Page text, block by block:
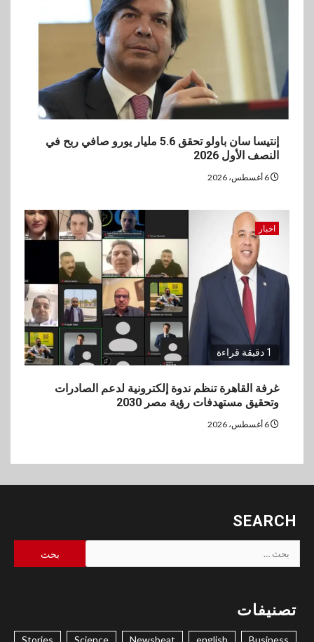
إنتيسا سان باولو تحقق 5.6 مليار يورو صافي ربح في
النصف الأول 2026
اخبار
1 دقيقة قراءة
غرفة القاهرة تنظم ندوة إلكترونية لدعم الصادرات
وتحقيق مستهدفات رؤية مصر 2030
SEARCH
البحث
عن:
تصنيفات